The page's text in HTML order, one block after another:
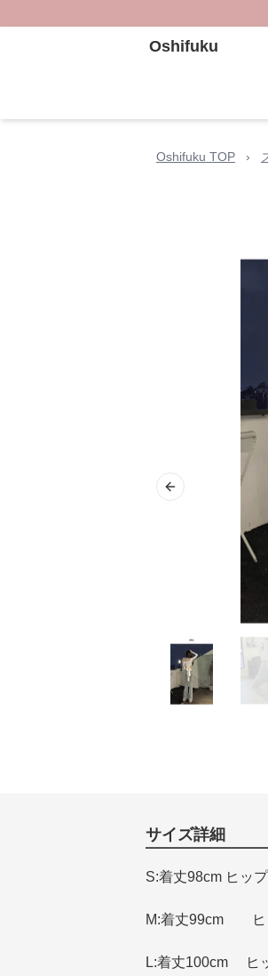
Oshifuku
Oshifuku TOP ›
Previous slide
サイズ詳細
S:着丈98cm ヒッ
M:着丈99cm ヒ
L:着丈100cm ヒ